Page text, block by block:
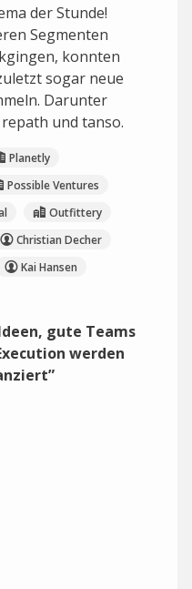
der Stunde!
Segmenten
konnten
sogar neue
Darunter
repath und tanso.
Planetly
Possible Ventures
Outfittery
Christian Decher
Kai Hansen